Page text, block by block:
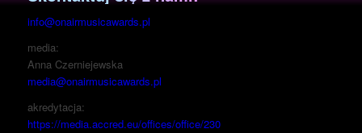
info@onairmusicawards.pl
media:
Anna Czerniejewska
media@onairmusicawards.pl
akredytacja:
https://media.accred.eu/offices/office/230